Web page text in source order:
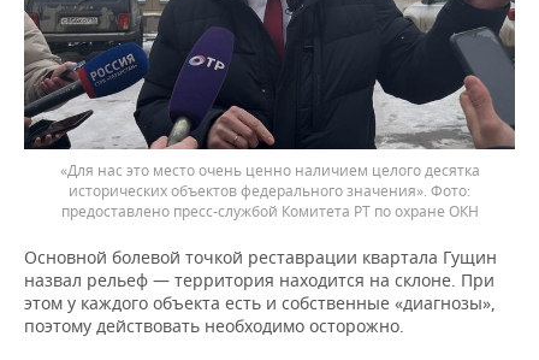
«Для нас это место очень ценно наличием целого десятка
исторических объектов федерального значения».
предоставлено пресс-службой Комитета РТ по охране ОКН
Основной болевой точкой реставрации квартала Гущин
назвал рельеф — территория находится на склоне. При
этом у каждого объекта есть и собственные «диагнозы»,
поэтому действовать необходимо осторожно.